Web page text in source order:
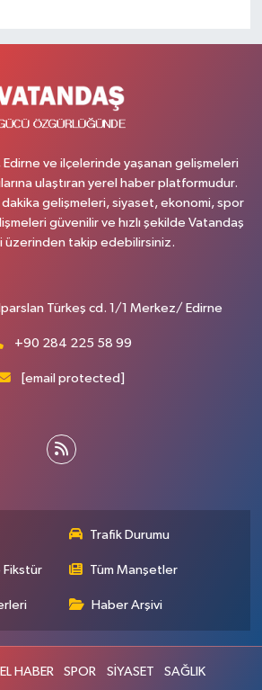
ve ilçelerinde yaşanan gelişmeleri
ulaştıran yerel haber platformudur.
gelişmeleri, siyaset, ekonomi, spor
güvenilir ve hızlı şekilde Vatandaş
üzerinden takip edebilirsiniz.
Türkeş cd. 1/1 Merkez/ Edirne
+90 284 225 58 99
[email protected]
Trafik Durumu
Fikstür Tüm Manşetler
Haber Arşivi
HABER SPOR SİYASET SAĞLIK